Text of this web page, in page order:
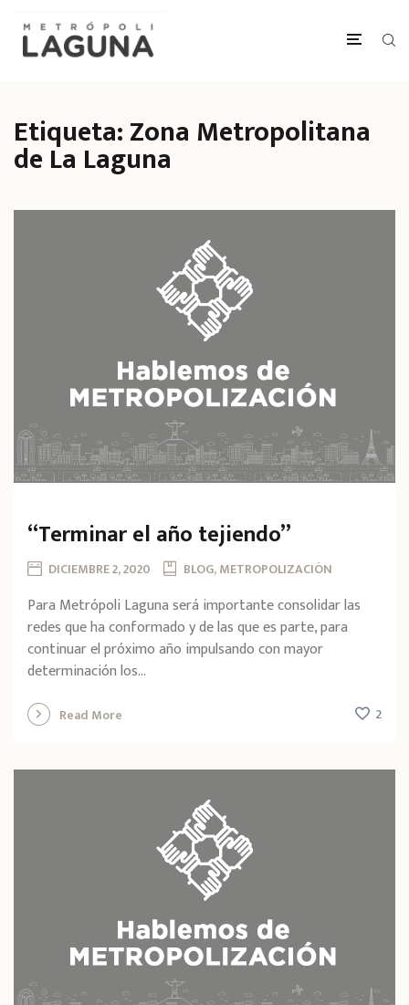
Etiqueta:Zona Metropolitana
de La Laguna
“Terminar el año tejiendo”
DICIEMBRE 2, 2020 BLOG, METROPOLIZACIÓN
Para Metrópoli Laguna será importante consolidar las
redes que ha conformado y de las que es parte, para
continuar el próximo año impulsando con mayor
determinación los...
Read More 2